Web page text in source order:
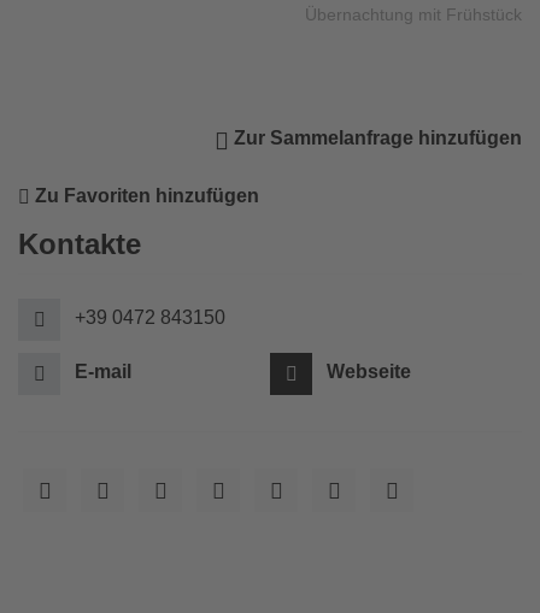
Übernachtung mit Frühstück
Zur Sammelanfrage hinzufügen
Zu Favoriten hinzufügen
Kontakte
+39 0472 843150
E-mail Webseite